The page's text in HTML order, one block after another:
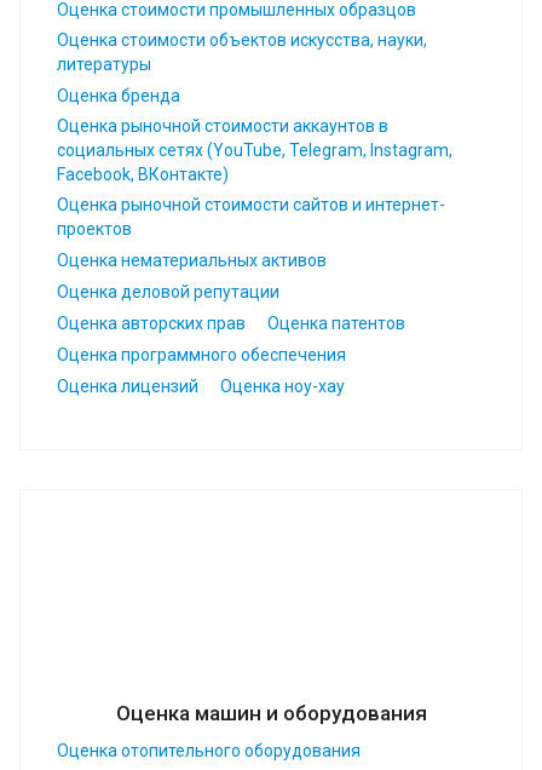
Оценка стоимости промышленных образцов
Оценка стоимости объектов искусства, науки,
литературы
Оценка бренда
Оценка рыночной стоимости аккаунтов в
социальных сетях (YouTube, Telegram, Instagram,
Facebook, ВКонтакте)
Оценка рыночной стоимости сайтов и интернет-
проектов
Оценка нематериальных активов
Оценка деловой репутации
Оценка авторских прав
Оценка патентов
Оценка программного обеспечения
Оценка лицензий
Оценка ноу-хау
Оценка машин и оборудования
Оценка отопительного оборудования